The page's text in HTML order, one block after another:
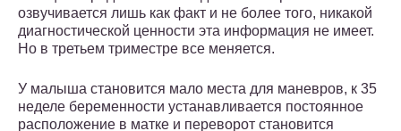
озвучивается лишь как факт и не более того, никакой
диагностической ценности эта информация не имеет.
Но в третьем триместре все меняется.
У малыша становится мало места для маневров, к 35
неделе беременности устанавливается постоянное
расположение в матке и переворот становится